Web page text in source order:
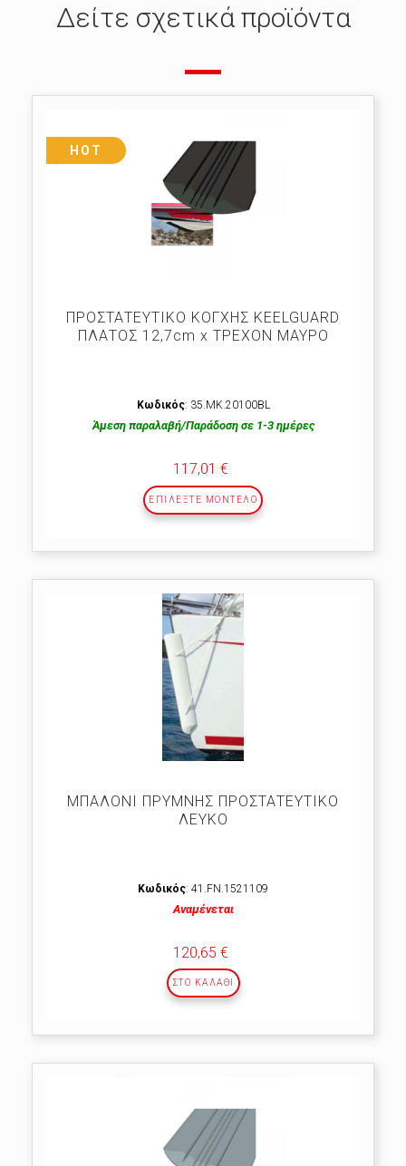
Δείτε σχετικά προϊόντα
HOT
ΠΡΟΣΤΑΤΕΥΤΙΚΟ ΚΟΓΧΗΣ KEELGUARD
ΠΛΑΤΟΣ 12,7cm x ΤΡΕΧΟΝ ΜΑΥΡΟ
Κωδικός: 35.MK.20100BL
Άμεση παραλαβή/Παράδοση σε 1-3 ημέρες
117,01 €
ΕΠΙΛΕΞΤΕ ΜΟΝΤΕΛΟ
ΜΠΑΛΟΝΙ ΠΡΥΜΝΗΣ ΠΡΟΣΤΑΤΕΥΤΙΚΟ
ΛΕΥΚΟ
Κωδικός: 41.FΝ.1521109
Αναμένεται
120,65 €
ΣΤΟ ΚΑΛΆΘΙ